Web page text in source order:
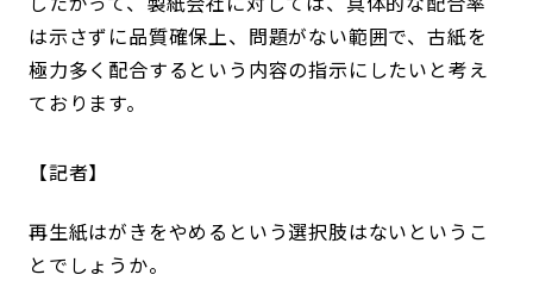
は示さずに品質確保上、問題がない範囲で、古紙を
極力多く配合するという内容の指示にしたいと考え
ております。
記者
再生紙はがきをやめるという選択肢はないというこ
とでしょうか。